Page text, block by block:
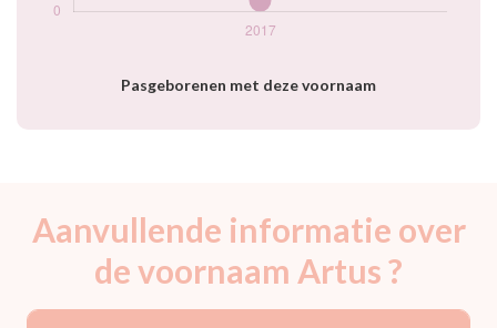
Pasgeborenen met deze voornaam
Aanvullende informatie over
de voornaam Artus ?